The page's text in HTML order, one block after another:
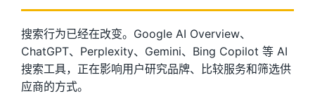
搜索行为已经在改变。Google AI Overview、
ChatGPT、Perplexity、Gemini、Bing Copilot 等 AI
搜索工具，正在影响用户研究品牌、比较服务和筛选供
应商的方式。